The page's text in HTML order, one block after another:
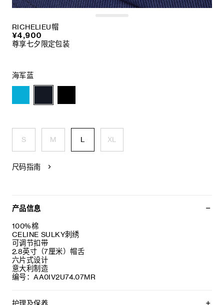
RICHELIEU帽
¥4,900
尊享七夕限定包装
海军蓝
S M L XL
尺码指南
产品信息
100%棉
CELINE SULKY刺绣
可调节扣带
2.8英寸（7厘米）帽舌
六片式设计
意大利制造
编号：AA0IV2U74.07MR